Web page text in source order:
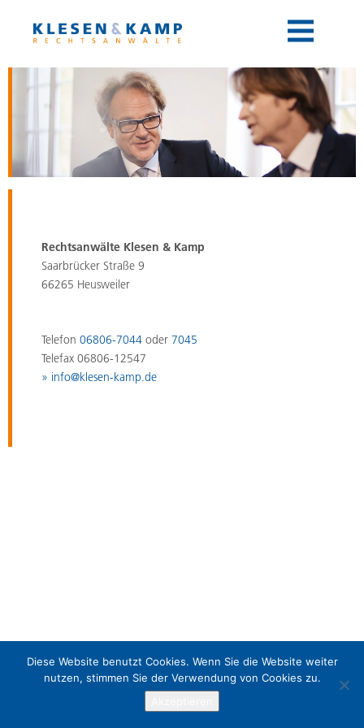
Toggle
navigation
Rechtsanwälte Klesen & Kamp
Saarbrücker Straße 9
66265 Heusweiler
Telefon 06806-7044oder 7045
Telefax 06806-12547
» info@klesen-kamp.de
Diese Website benutzt Cookies. Wenn Sie die Website weiter
nutzen, stimmen Sie der Verwendung von Cookies zu.